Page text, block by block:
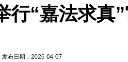
行“嘉法求真
发布日期：2026-04-07